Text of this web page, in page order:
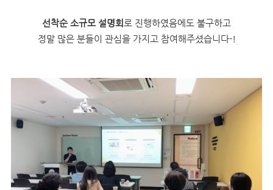
선착순 소규모 설명회 로 진행하였음에도 불구하고
정말 많은 분들이 관심을 가지고 참여해주셨습니다-!